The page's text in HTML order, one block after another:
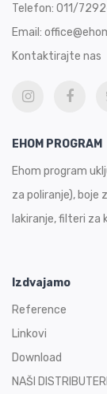
Telefon: 011/
Email:
Kontaktirajte nas
EHOM PROGRAM
Ehom program
za poliranje), boje
lakiranje, filteri za
Izdvajamo
Reference
Linkovi
Download
NAŠI DISTRIBUTERI